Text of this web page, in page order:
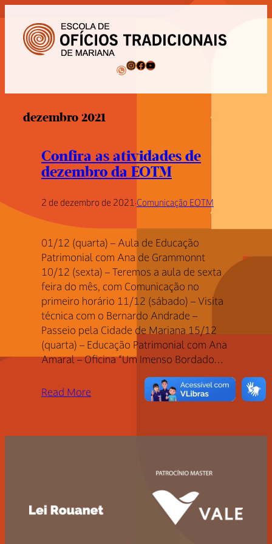
conteúdo
WhatsApp InstagramFacebook Youtube
dezembro 2021
Confira as atividades de
dezembro da EOTM
2 de dezembro de 2021 ·Comunicação EOTM
01/12 (quarta) – Aula de Educação
Patrimonial com Ana de Grammonnt
10/12 (sexta) – Teremos a aula de sexta
feira do mês, com Comunicação no
primeiro horário 11/12 (sábado) – Visita
técnica com o Bernardo Andrade –
Passeio pela Cidade de Mariana 15/12
(quarta) – Educação Patrimonial com Ana
Amaral – Oficina “Um Imenso Bordado…
Read More